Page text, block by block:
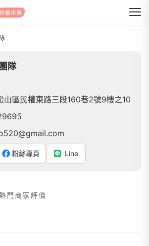
好婚市集
隊
山區民權東路三段160巷2號9樓之10
粉絲專頁 Line
門商家評價